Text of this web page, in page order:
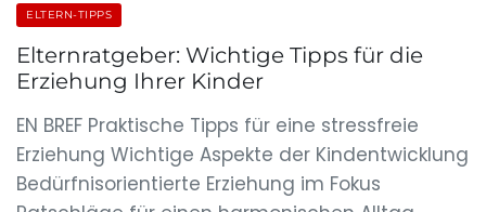
ELTERN-TIPPS
Elternratgeber: Wichtige Tipps für die
Erziehung Ihrer Kinder
EN BREF Praktische Tipps für eine stressfreie
Erziehung Wichtige Aspekte der Kindentwicklung
Bedürfnisorientierte Erziehung im Fokus